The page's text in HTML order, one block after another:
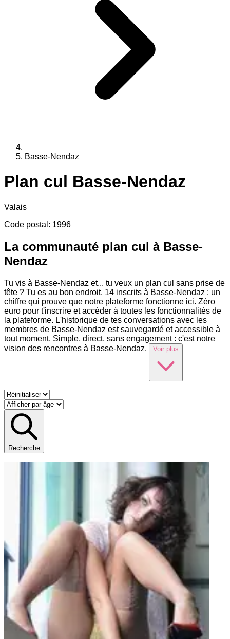
Basse-Nendaz
Plan cul Basse-Nendaz
Valais
Code postal : 1996
La communauté plan cul à Basse-
Nendaz
Tu vis à Basse-Nendaz et... tu veux un plan cul sans prise de
tête ? Tu es au bon endroit. 14 inscrits à Basse-Nendaz : un
chiffre qui prouve que notre plateforme fonctionne ici. Zéro
euro pour t'inscrire et accéder à toutes les fonctionnalités de
la plateforme. L'historique de tes conversations avec les
membres de Basse-Nendaz est sauvegardé et accessible à
tout moment. Simple, direct, sans engagement : c'est notre
vision des rencontres à Basse-Nendaz.
Voir plus
Recherche